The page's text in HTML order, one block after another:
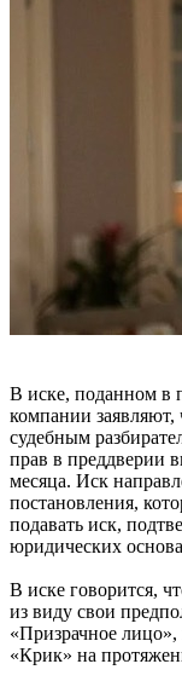
В иске, поданном в
компании заявляют,
судебным
прав в преддверии
месяца. Иск
постановления,
подавать иск,
юридических
В иске говорится,
из виду свои
«Призрачное лицо»,
«Крик» на